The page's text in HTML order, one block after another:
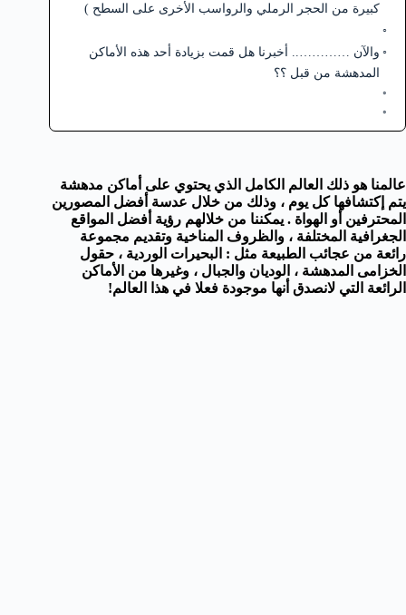
كبيرة من الحجر الرملي والرواسب الأخرى على السطح )
والآن ………….. أخبرنا هل قمت بزيادة أحد هذه الأماكن
المدهشة من قبل ؟؟
عالمنا هو ذلك العالم الكامل الذي يحتوي على أماكن مدهشة
يتم إكتشافها كل يوم ، وذلك من خلال عدسة أفضل المصورين
المحترفين أو الهواة . يمكننا من خلالهم رؤية أفضل المواقع
الجغرافية المختلفة ، والظروف المناخية وتقديم مجموعة
رائعة من عجائب الطبيعة مثل : البحيرات الوردية ، حقول
الخزامى المدهشة ، الوديان والجبال ، وغيرها من الأماكن
الرائعة التي لانصدق أنها موجودة فعلا في هذا العالم!